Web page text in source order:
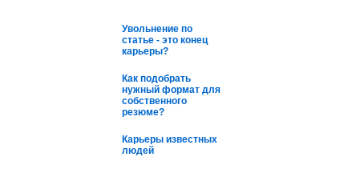
Увольнение по
статье - это конец
карьеры?
Как подобрать
нужный формат для
собственного
резюме?
Карьеры известных
людей